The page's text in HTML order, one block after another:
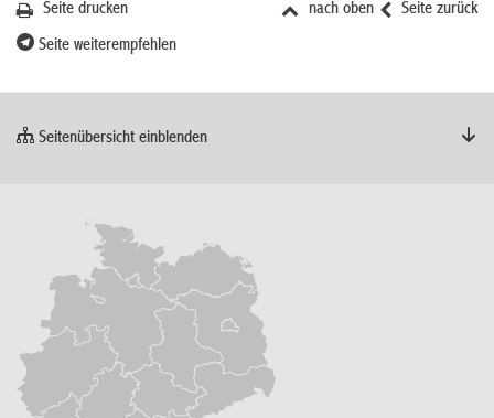
Seite zurück
nach oben
Seite drucken
Seite weiterempfehlen
Seitenübersicht einblenden